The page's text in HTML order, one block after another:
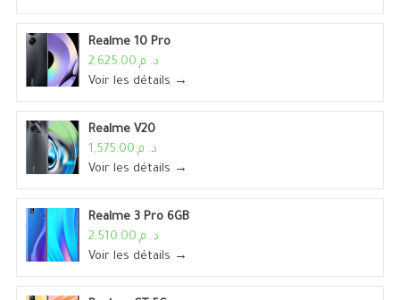
Realme 10 Pro
د. م.2,625.00
Voir les détails →
Realme V20
د. م.1,575.00
Voir les détails →
Realme 3 Pro 6GB
د. م.2,510.00
Voir les détails →